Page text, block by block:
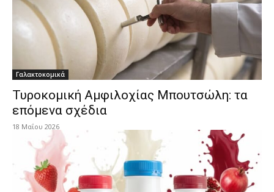
Γαλακτοκομικά
Τυροκομική Αμφιλοχίας Μπουτσώλη: τα
επόμενα σχέδια
18 Μαΐου 2026